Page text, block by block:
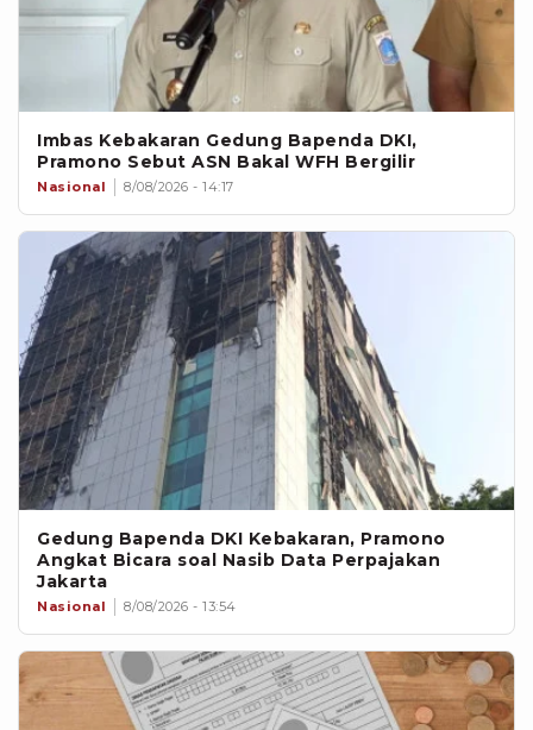
Imbas Kebakaran Gedung Bapenda DKI,
Pramono Sebut ASN Bakal WFH Bergilir
Nasional 8/08/2026 - 14:17
Gedung Bapenda DKI Kebakaran, Pramono
Angkat Bicara soal Nasib Data Perpajakan
Jakarta
Nasional 8/08/2026 - 13:54